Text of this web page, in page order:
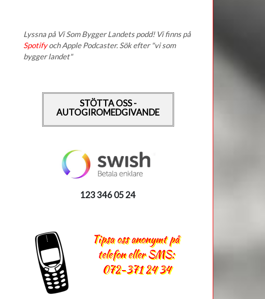
Lyssna på Vi Som Bygger Landets podd! Vi finns på
Spotifyoch Apple Podcaster. Sök efter "vi som
bygger landet"
STÖTTA OSS -
AUTOGIROMEDGIVANDE
123 346 05 24
Tipsa oss anonymt på
telefon eller SMS:
072-371 24 34